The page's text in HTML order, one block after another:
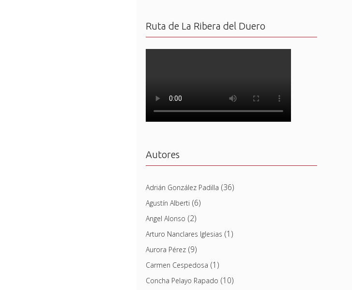
Ruta de La Ribera del Duero
Autores
Adrián González Padilla (36)
Agustín Alberti (6)
Angel Alonso (2)
Arturo Nanclares Iglesias (1)
Aurora Pérez(9)
Carmen Cespedosa (1)
Concha Pelayo Rapado (10)